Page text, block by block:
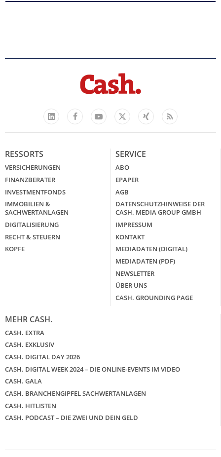
LinkedIn
FacebookYouTube
X
Xing Feed
RESSORTS
VERSICHERUNGEN
FINANZBERATER
INVESTMENTFONDS
IMMOBILIEN &
SACHWERTANLAGEN
DIGITALISIERUNG
RECHT & STEUERN
KÖPFE
SERVICE
ABO
EPAPER
AGB
DATENSCHUTZHINWEISE DER
CASH. MEDIA GROUP GMBH
IMPRESSUM
KONTAKT
MEDIADATEN (DIGITAL)
MEDIADATEN (PDF)
NEWSLETTER
ÜBER UNS
CASH. GROUNDING PAGE
MEHR CASH.
CASH. EXTRA
CASH. EXKLUSIV
CASH. DIGITAL DAY 2026
CASH. DIGITAL WEEK 2024 – DIE ONLINE-EVENTS IM VIDEO
CASH. GALA
CASH. BRANCHENGIPFEL SACHWERTANLAGEN
CASH. HITLISTEN
CASH. PODCAST – DIE ZWEI UND DEIN GELD